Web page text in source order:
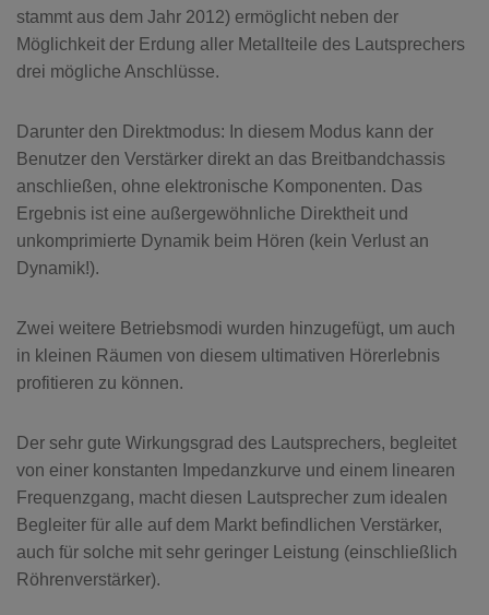
stammt aus dem Jahr 2012) ermöglicht neben der
Möglichkeit der Erdung aller Metallteile des Lautsprechers
drei mögliche Anschlüsse.
Darunter den Direktmodus: In diesem Modus kann der
Benutzer den Verstärker direkt an das Breitbandchassis
anschließen, ohne elektronische Komponenten. Das
Ergebnis ist eine außergewöhnliche Direktheit und
unkomprimierte Dynamik beim Hören (kein Verlust an
Dynamik!).
Zwei weitere Betriebsmodi wurden hinzugefügt, um auch
in kleinen Räumen von diesem ultimativen Hörerlebnis
profitieren zu können.
Der sehr gute Wirkungsgrad des Lautsprechers, begleitet
von einer konstanten Impedanzkurve und einem linearen
Frequenzgang, macht diesen Lautsprecher zum idealen
Begleiter für alle auf dem Markt befindlichen Verstärker,
auch für solche mit sehr geringer Leistung (einschließlich
Röhrenverstärker).